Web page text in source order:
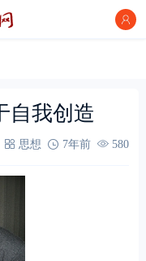
自我创造
思想 7年前 580